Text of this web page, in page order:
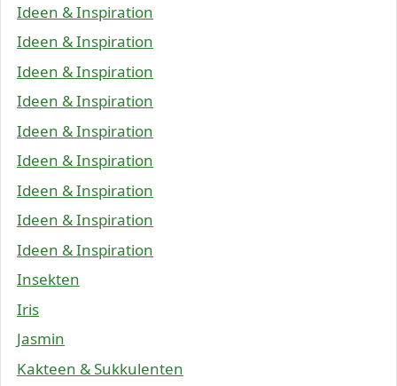
Ideen & Inspiration
Ideen & Inspiration
Ideen & Inspiration
Ideen & Inspiration
Ideen & Inspiration
Ideen & Inspiration
Ideen & Inspiration
Ideen & Inspiration
Ideen & Inspiration
Insekten
Iris
Jasmin
Kakteen & Sukkulenten